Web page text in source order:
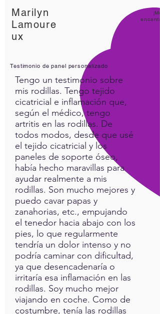
Marilyn
Lamoure
ux
¡Me
encanta
Testimonio de panel personalizado
Tengo un testimonio sobre
mis rodillas. Tengo tejido
cicatricial e inflamación que,
según el médico, tengo
artritis en las rodillas. De
todos modos, desde que usé
el tejido cicatricial y los
paneles de soporte óseo,
había hecho maravillas para
ayudar realmente a mis
rodillas. Son mucho mejores y
puedo cavar papas y
zanahorias, etc., empujando
el tenedor hacia abajo con los
pies, lo que regularmente
tendría un dolor intenso y no
podría caminar con dificultad,
ya que desencadenaría o
irritaría esa inflamación en las
rodillas. Soy mucho mejor
viajando en coche. Como de
costumbre, tenía las rodillas